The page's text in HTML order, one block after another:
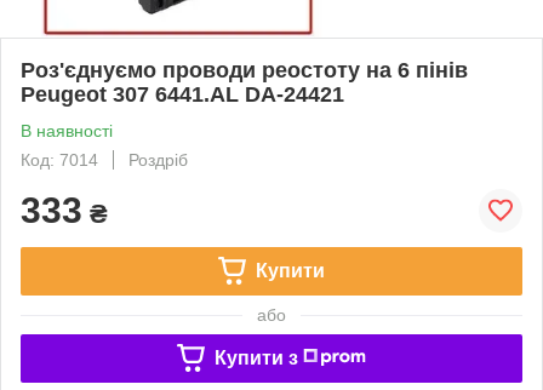
Роз'єднуємо проводи реостоту на 6 пінів
Peugeot 307 6441.AL DA-24421
В наявності
Код: 7014
Роздріб
333 ₴
Купити
або
Купити з